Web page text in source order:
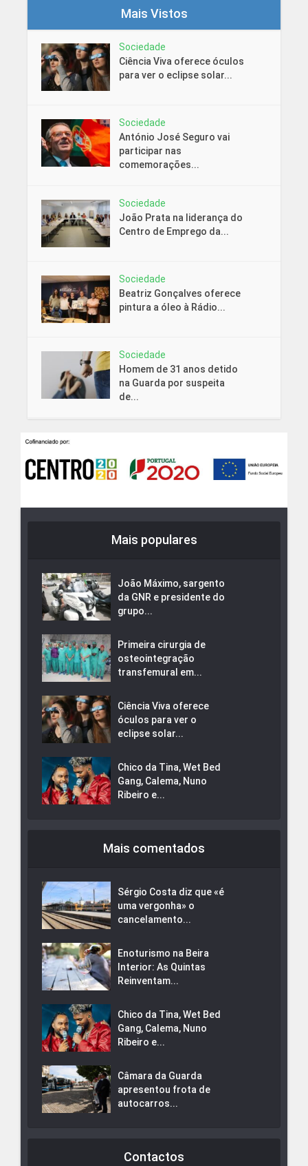
Mais Vistos
Sociedade
Ciência Viva oferece óculos
para ver o eclipse solar...
Sociedade
António José Seguro vai
participar nas
comemorações...
Sociedade
João Prata na liderança do
Centro de Emprego da...
Sociedade
Beatriz Gonçalves oferece
pintura a óleo à Rádio...
Sociedade
Homem de 31 anos detido
na Guarda por suspeita
de...
Mais populares
João Máximo, sargento
da GNR e presidente do
grupo...
Primeira cirurgia de
osteointegração
transfemural em...
Ciência Viva oferece
óculos para ver o
eclipse solar...
Chico da Tina, Wet Bed
Gang, Calema, Nuno
Ribeiro e...
Mais comentados
Sérgio Costa diz que «é
uma vergonha» o
cancelamento...
Enoturismo na Beira
Interior: As Quintas
Reinventam...
Chico da Tina, Wet Bed
Gang, Calema, Nuno
Ribeiro e...
Câmara da Guarda
apresentou frota de
autocarros...
Contactos